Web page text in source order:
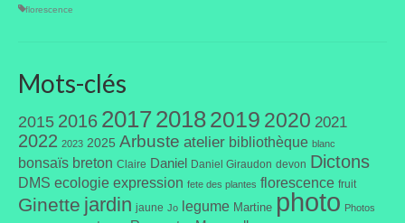
Graminées
Vivaces
Faune
Oiseaux
florescence
Mots-clés
2015 2016 201720182019 2020 2021
2022 2023 2025 Arbuste atelier bibliothèque blanc
bonsaïs breton Claire Daniel Daniel Giraudon devon Dictons
DMS ecologie expression fete des plantes florescence fruit
Ginette jardin jaune Jo legume Martine photo Photos